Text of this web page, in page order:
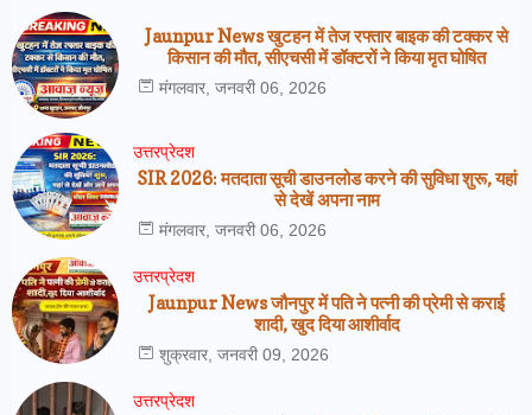
Jaunpur News खुटहन में तेज रफ्तार बाइक की टक्कर से
किसान की मौत, सीएचसी में डॉक्टरों ने किया मृत घोषित
मंगलवार, जनवरी 06, 2026
उत्तरप्रेदश
SIR 2026: मतदाता सूची डाउनलोड करने की सुविधा शुरू, यहां
से देखें अपना नाम
मंगलवार, जनवरी 06, 2026
उत्तरप्रेदश
Jaunpur News जौनपुर में पति ने पत्नी की प्रेमी से कराई
शादी, खुद दिया आशीर्वाद
शुक्रवार, जनवरी 09, 2026
उत्तरप्रेदश